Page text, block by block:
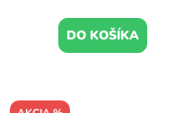
DO KOŠÍKA